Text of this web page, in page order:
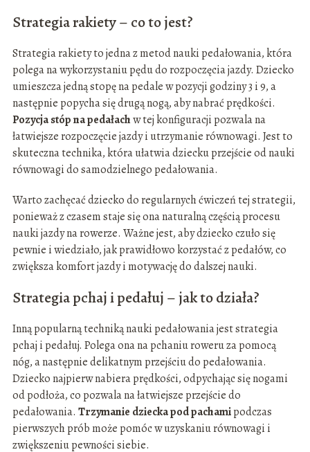
Strategia rakiety – co to jest?
Strategia rakiety to jedna z metod nauki pedałowania, która
polega na wykorzystaniu pędu do rozpoczęcia jazdy. Dziecko
umieszcza jedną stopę na pedale w pozycji godziny 3 i 9, a
następnie popycha się drugą nogą, aby nabrać prędkości.
Pozycja stóp na pedałachw tej konfiguracji pozwala na
łatwiejsze rozpoczęcie jazdy i utrzymanie równowagi. Jest to
skuteczna technika, która ułatwia dziecku przejście od nauki
równowagi do samodzielnego pedałowania.
Warto zachęcać dziecko do regularnych ćwiczeń tej strategii,
ponieważ z czasem staje się ona naturalną częścią procesu
nauki jazdy na rowerze. Ważne jest, aby dziecko czuło się
pewnie i wiedziało, jak prawidłowo korzystać z pedałów, co
zwiększa komfort jazdy i motywację do dalszej nauki.
Strategia pchaj i pedałuj – jak to działa?
Inną popularną techniką nauki pedałowania jest strategia
pchaj i pedałuj. Polega ona na pchaniu roweru za pomocą
nóg, a następnie delikatnym przejściu do pedałowania.
Dziecko najpierw nabiera prędkości, odpychając się nogami
od podłoża, co pozwala na łatwiejsze przejście do
pedałowania. Trzymanie dziecka pod pachamipodczas
pierwszych prób może pomóc w uzyskaniu równowagi i
zwiększeniu pewności siebie.